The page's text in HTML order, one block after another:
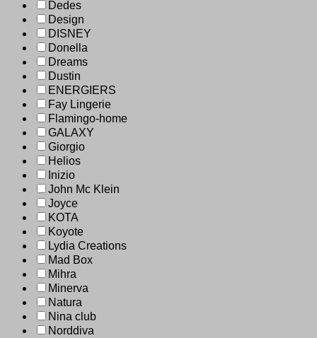
Dedes
Design
DISNEY
Donella
Dreams
Dustin
ENERGIERS
Fay Lingerie
Flamingo-home
GALAXY
Giorgio
Helios
Inizio
John Mc Klein
Joyce
KOTA
Koyote
Lydia Creations
Mad Box
Mihra
Minerva
Natura
Nina club
Norddiva